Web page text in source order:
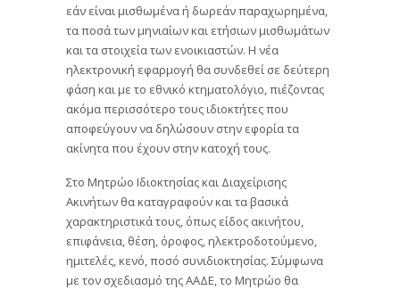
εάν είναι μισθωμένα ή δωρεάν παραχωρημένα,
τα ποσά των μηνιαίων και ετήσιων μισθωμάτων
και τα στοιχεία των ενοικιαστών. Η νέα
ηλεκτρονική εφαρμογή θα συνδεθεί σε δεύτερη
φάση και με το εθνικό κτηματολόγιο, πιέζοντας
ακόμα περισσότερο τους ιδιοκτήτες που
αποφεύγουν να δηλώσουν στην εφορία τα
ακίνητα που έχουν στην κατοχή τους.
Στο Μητρώο Ιδιοκτησίας και Διαχείρισης
Ακινήτων θα καταγραφούν και τα βασικά
χαρακτηριστικά τους, όπως είδος ακινήτου,
επιφάνεια, θέση, όροφος, ηλεκτροδοτούμενο,
ημιτελές, κενό, ποσό συνιδιοκτησίας. Σύμφωνα
με τον σχεδιασμό της ΑΑΔΕ, τo Μητρώο θα